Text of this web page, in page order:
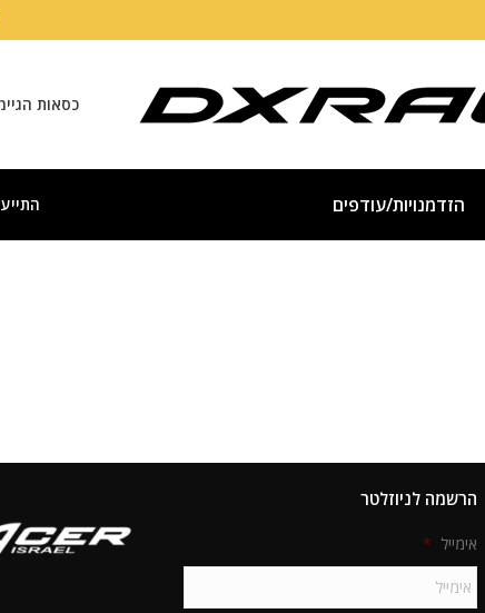
כסאות
הזדמנויות/עודפים
הרשמה לניוזלטר
אימייל *